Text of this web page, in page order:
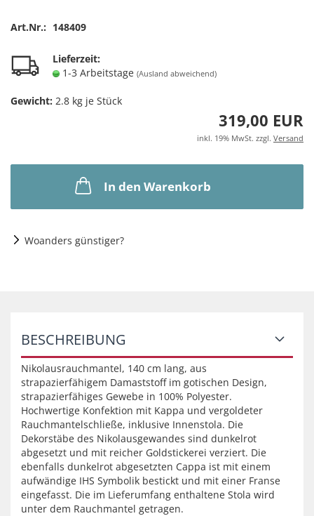
Art.Nr.: 148409
Lieferzeit:
1-3 Arbeitstage (Ausland abweichend)
Gewicht: 2.8 kg je Stück
319,00 EUR
inkl. 19% MwSt. zzgl. Versand
In den Warenkorb
Woanders günstiger?
BESCHREIBUNG
Nikolausrauchmantel, 140 cm lang, aus
strapazierfähigem Damaststoff im gotischen Design,
strapazierfähiges Gewebe in 100% Polyester.
Hochwertige Konfektion mit Kappa und vergoldeter
Rauchmantelschließe, inklusive Innenstola. Die
Dekorstäbe des Nikolausgewandes sind dunkelrot
abgesetzt und mit reicher Goldstickerei verziert. Die
ebenfalls dunkelrot abgesetzten Cappa ist mit einem
aufwändige IHS Symbolik bestickt und mit einer Franse
eingefasst. Die im Lieferumfang enthaltene Stola wird
unter dem Rauchmantel getragen.